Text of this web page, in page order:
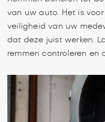
van uw auto. Het is
veiligheid van uw
dat deze juist werken.
remmen controleren en